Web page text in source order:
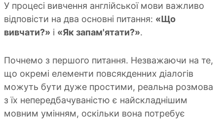
У процесі вивчення англійської мови важливо
відповісти на два основні питання: «Що
вивчати?» і «Як запам'ятати?».
Почнемо з першого питання. Незважаючи на те,
що окремі елементи повсякденних діалогів
можуть бути дуже простими, реальна розмова
з їх непередбачуваністю є найскладнішим
мовним умінням, оскільки вона потребує